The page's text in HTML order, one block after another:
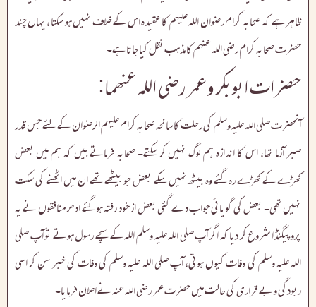
ظاہر ہے کہ صحابہ کرام رضوان اللہ علیہم کا عقیدہ اس کے خلاف نہیں ہو سکتا ، یہاں چند
حضرت صحابہ کرام رضی اللہ عنہم کا مذہب نقل کیا جاتا ہے۔
حضرات ابوبکر و عمر رضی اللہ عنھما:
آنحضرت صلی اللہ علیہ وسلم کی رحلت کا سانحہ صحابہ کرام علیہم الرضوان کے لئے جس قدر
صبر آزما تھا، اس کا اندازہ ہم لوگ نہیں کر سکتے۔ صحابہ فرماتے ہیں کہ ہم میں بعض
کھڑے کے کھڑے رہ گئے وہ بیٹھ نہیں سکے بعض جو بیٹھے تھے ان میں اٹھنے کی سکت
نہیں تھی۔ بعض کی گویائی جواب دے گئی بعض از خود رفتہ ہو گئے ادھر منافقوں نے یہ
پروپیگنڈا شروع کر دیا کہ اگر آپ صلی اللہ علیہ وسلم اللہ کے سچے رسول ہوتے تو آپ صلی
اللہ علیہ وسلم کی وفات کیوں ہوتی، آپ صلی اللہ علیہ وسلم کی وفات کی خبر سن کر اسی
ربودگی و بے قراری کی حالت میں حضرت عمر رضی اللہ عنہ نے اعلان فرمایا۔